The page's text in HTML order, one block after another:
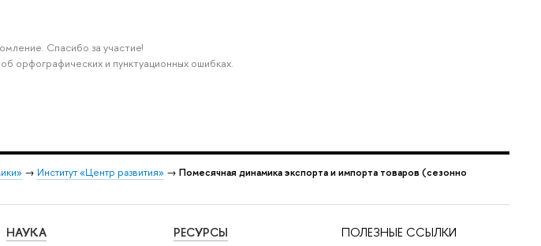
Спасибо за участие!
орфографических и пунктуационных ошибках.
→ Институт «Центр развития» → Помесячная динамика экспорта и импорта товаров (сезонно
НАУКА РЕСУРСЫ ПОЛЕЗНЫЕ ССЫЛКИ